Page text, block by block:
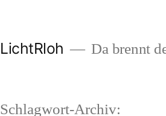
LichtRloh Da brennt
Schlagwort-Archiv: